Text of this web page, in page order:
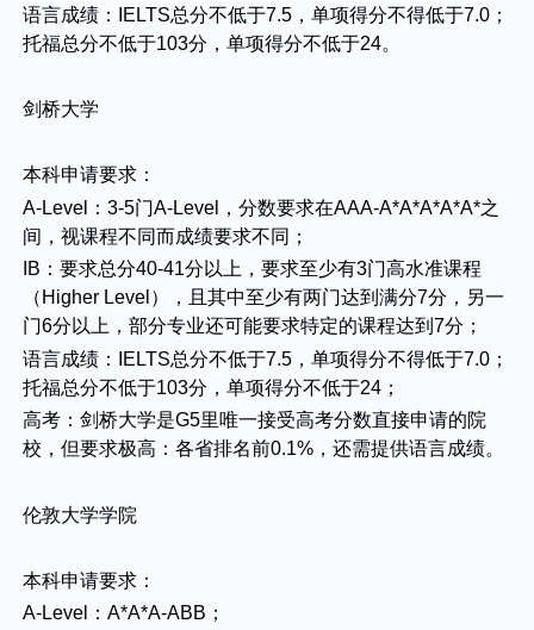
语言成绩：IELTS总分不低于7.5，单项得分不得低于7.0；
托福总分不低于103分，单项得分不低于24。
剑桥大学
本科申请要求：
A-Level：3-5门A-Level，分数要求在AAA-A*A*A*A*A*之
间，视课程不同而成绩要求不同；
IB：要求总分40-41分以上，要求至少有3门高水准课程
（Higher Level），且其中至少有两门达到满分7分，另一
门6分以上，部分专业还可能要求特定的课程达到7分；
语言成绩：IELTS总分不低于7.5，单项得分不得低于7.0；
托福总分不低于103分，单项得分不低于24；
高考：剑桥大学是G5里唯一接受高考分数直接申请的院
校，但要求极高：各省排名前0.1%，还需提供语言成绩。
伦敦大学学院
本科申请要求：
A-Level：A*A*A-ABB；